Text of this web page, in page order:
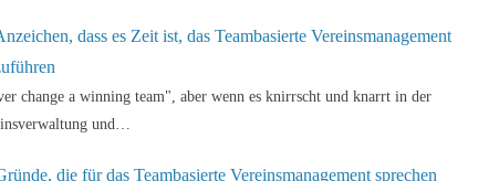
dass es Zeit ist, das Teambasierte Vereinsmanagement
change a winning team", aber wenn es knirrscht und knarrt in der
und…
die für das Teambasierte Vereinsmanagement sprechen